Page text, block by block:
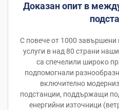
Доказан опит в
С повече от 1000 завършени
услуги в над 80 страни
са спечелили широко
подпомогнали
включително
подстанции, поддържащи
енергийни източници